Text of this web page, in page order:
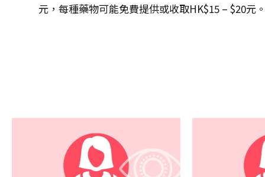
元，每種藥物可能免費提供或收取HK$15 – $20元